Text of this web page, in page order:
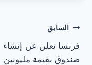
تصفّح
المقالات
السابق
فرنسا تعلن عن إنشاء
صندوق بقيمة مليونين